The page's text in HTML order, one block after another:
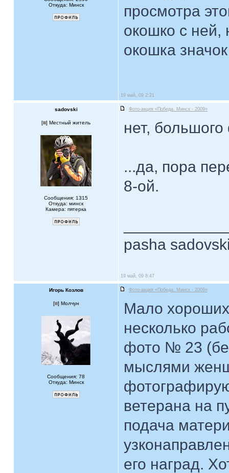
Откуда: Минск
просмотра
окошко с ней,
окошка
19 май, 09 2:21
sadovski Фото-акция «Победа. Минск - 2009»
[ ] Местный житель
Сообщения: 1315
Откуда: минск
Камера: пятерка
нет,
...да, пора
8-ой.
pasha
19 май, 09 8:47
Игорь Козлов Фото-акция «Победа. Минск - 2009»
[ ] Молчун
Сообщения: 78
Откуда: Минск
Мало
несколько
фото № 23
мыслями
ветерана на
подача
его наград.